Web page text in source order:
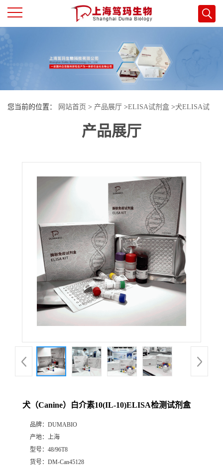
页
司
品
您当前的位置： 网站首页 > 产品展厅 >ELISA试剂盒 >犬ELISA试
犬（Canine）白介素10(IL-10)ELISA检测试剂盒
产品展厅
犬（Canine）白介素10(IL-10)ELISA检测试剂盒
品牌： DUMABIO
产地： 上海
型号： 48/96T8
货号： DM-Can45128